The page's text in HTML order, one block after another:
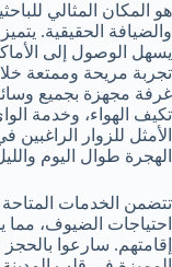
هو المكان المثالي
والضيافة الحقيقية.
يسهل الوصول إلى
غرفة مجهزة بجميع
تكيف الهواء، وخدمة
الأمثل للزوار الراغبين
الهجرة طوال اليوم
احتياجات الضيوف،
إقامتهم. سارعوا